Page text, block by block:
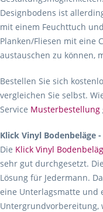
Designbodens ist
mit einem Feuchttuch
Planken/Fliesen mit eine
austauschen zu können,
Bestellen Sie sich
vergleichen Sie selbst.
Service Musterbestellung
Klick Vinyl Bodenbeläge
Die Klick Vinyl
sehr gut durchgesetzt.
Lösung für Jedermann.
eine Unterlagsmatte und
Untergrundvorbereitung,